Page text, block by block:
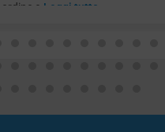
ordine e Leggi tutto